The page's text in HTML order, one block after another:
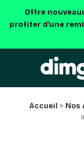
Offre
profiter d'une
Accueil > Nos